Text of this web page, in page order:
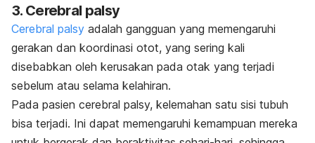
3. Cerebral palsy
Cerebral palsy adalah gangguan yang memengaruhi
gerakan dan koordinasi otot, yang sering kali
disebabkan oleh kerusakan pada otak yang terjadi
sebelum atau selama kelahiran.
Pada pasien cerebral palsy, kelemahan satu sisi tubuh
bisa terjadi. Ini dapat memengaruhi kemampuan mereka